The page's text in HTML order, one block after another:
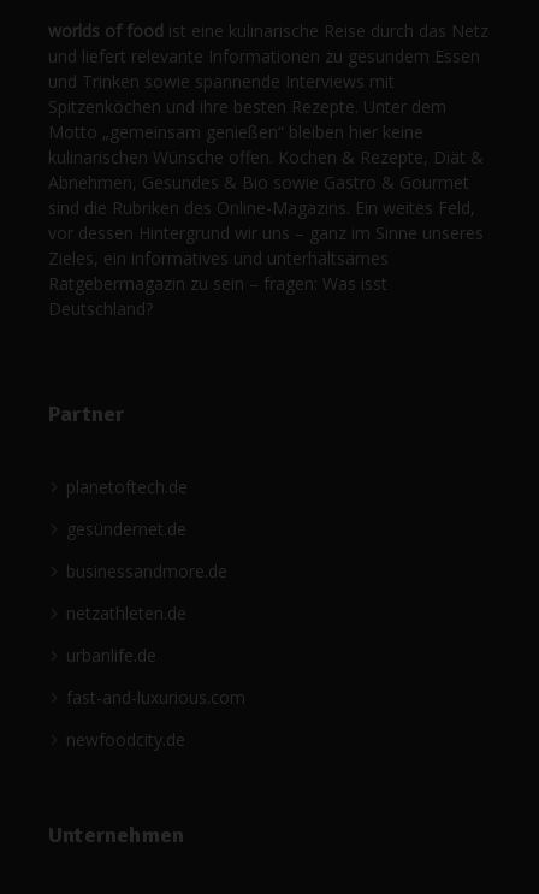
worlds of food ist eine kulinarische Reise durch das Netz
und liefert relevante Informationen zu gesundem Essen
und Trinken sowie spannende Interviews mit
Spitzenköchen und ihre besten Rezepte. Unter dem
Motto „gemeinsam genießen“ bleiben hier keine
kulinarischen Wünsche offen. Kochen & Rezepte, Diät &
Abnehmen, Gesundes & Bio sowie Gastro & Gourmet
sind die Rubriken des Online-Magazins. Ein weites Feld,
vor dessen Hintergrund wir uns – ganz im Sinne unseres
Zieles, ein informatives und unterhaltsames
Ratgebermagazin zu sein – fragen: Was isst
Deutschland?
Partner
planetoftech.de
gesündernet.de
businessandmore.de
netzathleten.de
urbanlife.de
fast-and-luxurious.com
newfoodcity.de
Unternehmen